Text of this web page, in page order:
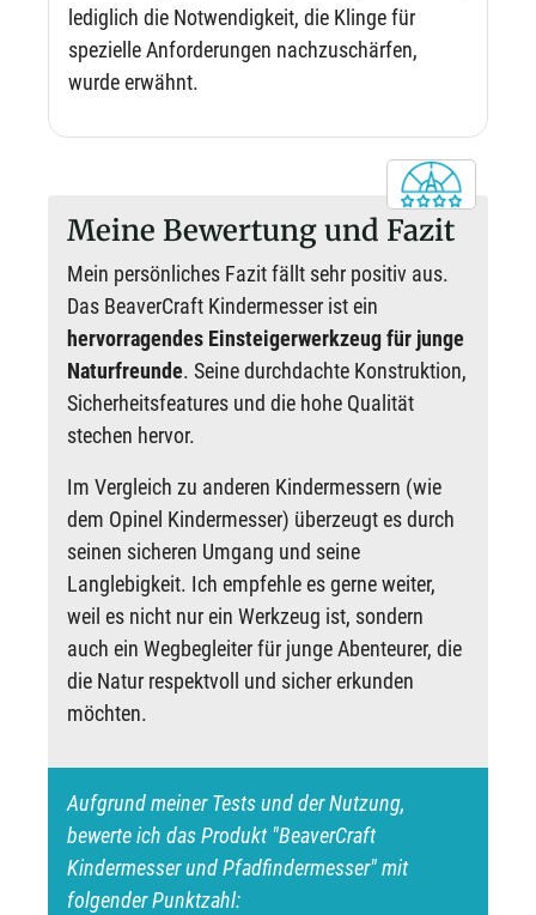
lediglich die Notwendigkeit, die Klinge für
spezielle Anforderungen nachzuschärfen,
wurde erwähnt.
Meine Bewertung und Fazit
Mein persönliches Fazit fällt sehr positiv aus.
Das BeaverCraft Kindermesser ist ein
hervorragendes Einsteigerwerkzeug für junge
Naturfreunde. Seine durchdachte Konstruktion,
Sicherheitsfeatures und die hohe Qualität
stechen hervor.
Im Vergleich zu anderen Kindermessern (wie
dem Opinel Kindermesser) überzeugt es durch
seinen sicheren Umgang und seine
Langlebigkeit. Ich empfehle es gerne weiter,
weil es nicht nur ein Werkzeug ist, sondern
auch ein Wegbegleiter für junge Abenteurer, die
die Natur respektvoll und sicher erkunden
möchten.
Aufgrund meiner Tests und der Nutzung,
bewerte ich das Produkt "BeaverCraft
Kindermesser und Pfadfindermesser" mit
folgender Punktzahl: